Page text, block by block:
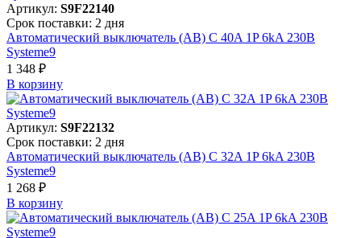
Артикул: S9F22140
Срок поставки: 2 дня
Автоматический выключатель (АВ) C 40A 1P 6kA 230В
Systeme9
1 348 ₽
В корзинy
Артикул: S9F22132
Срок поставки: 2 дня
Автоматический выключатель (АВ) C 32A 1P 6kA 230В
Systeme9
1 268 ₽
В корзинy